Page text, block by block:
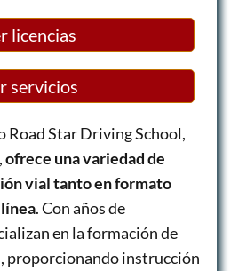
licencias
servicios
Road Star Driving School,
ofrece una variedad de
vial tanto en formato
. Con años de
en la formación de
proporcionando instrucción